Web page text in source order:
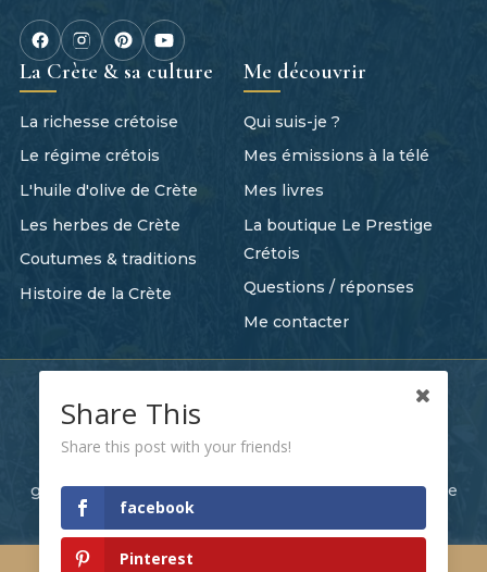
La Crète & sa culture
La richesse crétoise
Le régime crétois
L'huile d'olive de Crète
Les herbes de Crète
Coutumes & traditions
Histoire de la Crète
Me découvrir
Qui suis-je ?
Mes émissions à la télé
Mes livres
La boutique Le Prestige
Crétois
Questions / réponses
Me contacter
Tout commence quelque part
Recevez mes nouvelles recettes et mes histoires
gratuit, et c'est comme un petit bout de Crète chaque
Je m'abonne
Share This
Share this post with your friends!
facebook
Pinterest